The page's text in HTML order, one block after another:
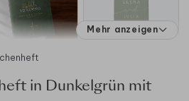
Mehr anzeigen
in Dunkelgrün mit